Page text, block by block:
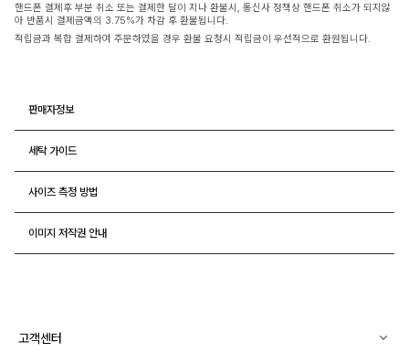
핸드폰 결제후 부분 취소 또는 결제한 달이 지나 환불시, 통신사 정책상 핸드폰 취소가 되지않
아 반품시 결제금액의 3.75%가 차감 후 환불됩니다.
적립금과 복합 결제하여 주문하였을 경우 환불 요청시 적립금이 우선적으로 환원됩니다.
판매자정보
세탁 가이드
사이즈 측정 방법
이미지 저작권 안내
고객센터